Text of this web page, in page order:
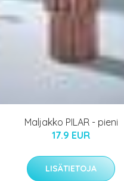
Maljakko PILAR - pieni
17.9 EUR
LISÄTIETOJA